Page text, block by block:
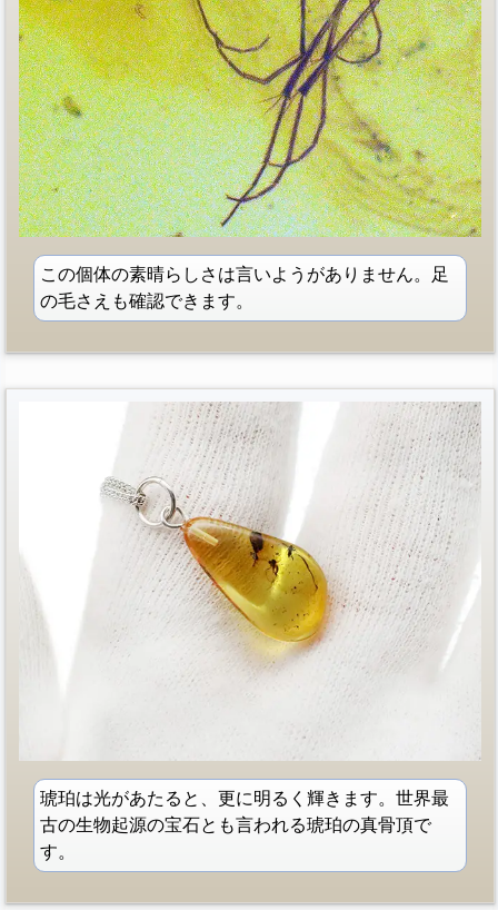
この個体の素晴らしさは言いようがありません。足
の毛さえも確認できます。
琥珀は光があたると、更に明るく輝きます。世界最
古の生物起源の宝石とも言われる琥珀の真骨頂で
す。